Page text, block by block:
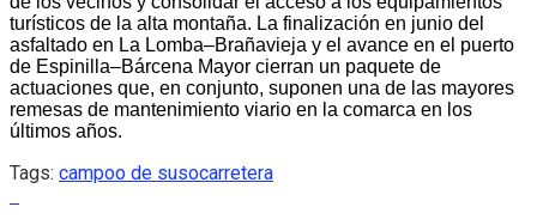
turísticos de la alta montaña. La finalización en junio del
asfaltado en La Lomba–Brañavieja y el avance en el puerto
de Espinilla–Bárcena Mayor cierran un paquete de
actuaciones que, en conjunto, suponen una de las mayores
remesas de mantenimiento viario en la comarca en los
últimos años.
Tags: campoo de susocarretera